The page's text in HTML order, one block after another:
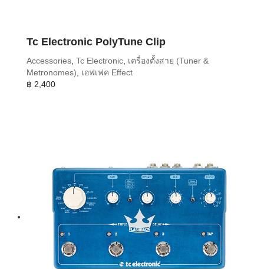
Tc Electronic PolyTune Clip
Accessories, Tc Electronic, เครื่องตั้งสาย (Tuner &
Metronomes), เอฟเฟค Effect
฿ 2,400